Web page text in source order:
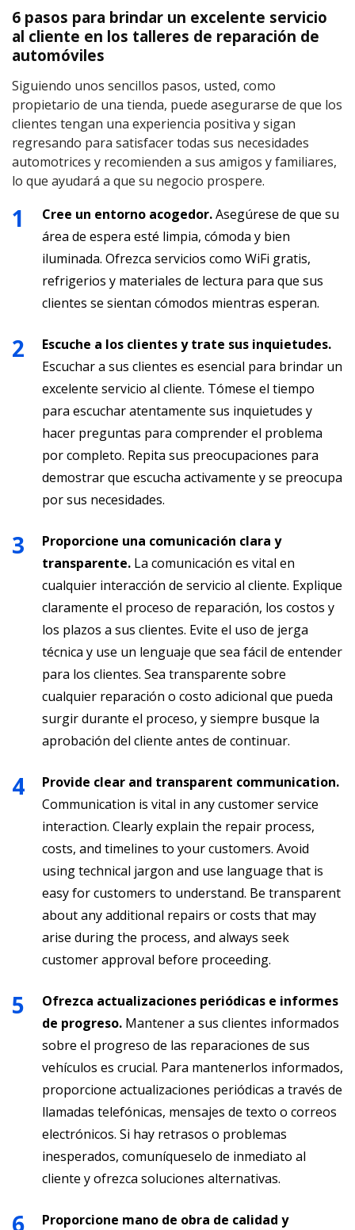
6 pasos para brindar un excelente servicio
al cliente en los talleres de reparación de
automóviles
Siguiendo unos sencillos pasos, usted, como
propietario de una tienda, puede asegurarse de que los
clientes tengan una experiencia positiva y sigan
regresando para satisfacer todas sus necesidades
automotrices y recomienden a sus amigos y familiares,
lo que ayudará a que su negocio prospere.
Cree un entorno acogedor.Asegúrese de que su
área de espera esté limpia, cómoda y bien
iluminada. Ofrezca servicios como WiFi gratis,
refrigerios y materiales de lectura para que sus
clientes se sientan cómodos mientras esperan.
Escuche a los clientes y trate sus inquietudes.
Escuchar a sus clientes es esencial para brindar un
excelente servicio al cliente. Tómese el tiempo
para escuchar atentamente sus inquietudes y
hacer preguntas para comprender el problema
por completo. Repita sus preocupaciones para
demostrar que escucha activamente y se preocupa
por sus necesidades.
Proporcione una comunicación clara y
transparente. La comunicación es vital en
cualquier interacción de servicio al cliente. Explique
claramente el proceso de reparación, los costos y
los plazos a sus clientes. Evite el uso de jerga
técnica y use un lenguaje que sea fácil de entender
para los clientes. Sea transparente sobre
cualquier reparación o costo adicional que pueda
surgir durante el proceso, y siempre busque la
aprobación del cliente antes de continuar.
Provide clear and transparent communication.
Communication is vital in any customer service
interaction. Clearly explain the repair process,
costs, and timelines to your customers. Avoid
using technical jargon and use language that is
easy for customers to understand. Be transparent
about any additional repairs or costs that may
arise during the process, and always seek
customer approval before proceeding.
Ofrezca actualizaciones periódicas e informes
de progreso. Mantener a sus clientes informados
sobre el progreso de las reparaciones de sus
vehículos es crucial. Para mantenerlos informados,
proporcione actualizaciones periódicas a través de
llamadas telefónicas, mensajes de texto o correos
electrónicos. Si hay retrasos o problemas
inesperados, comuníqueselo de inmediato al
cliente y ofrezca soluciones alternativas.
Proporcione mano de obra de calidad y